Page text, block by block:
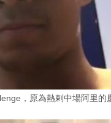
，原為熱剌中場阿里的